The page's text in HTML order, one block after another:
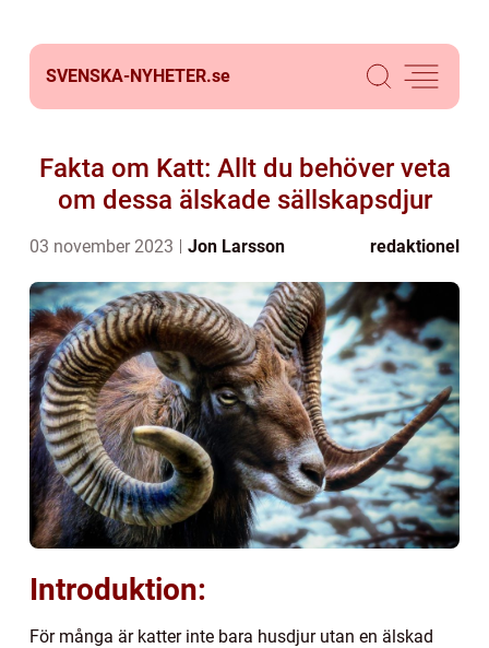
SVENSKA-NYHETER.se
Fakta om Katt: Allt du behöver veta
om dessa älskade sällskapsdjur
03 november 2023 Jon Larsson redaktionel
Introduktion:
För många är katter inte bara husdjur utan en älskad